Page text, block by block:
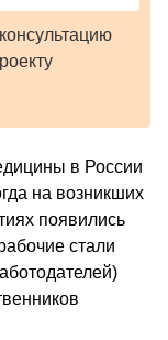
в России
на возникших
появились
стали